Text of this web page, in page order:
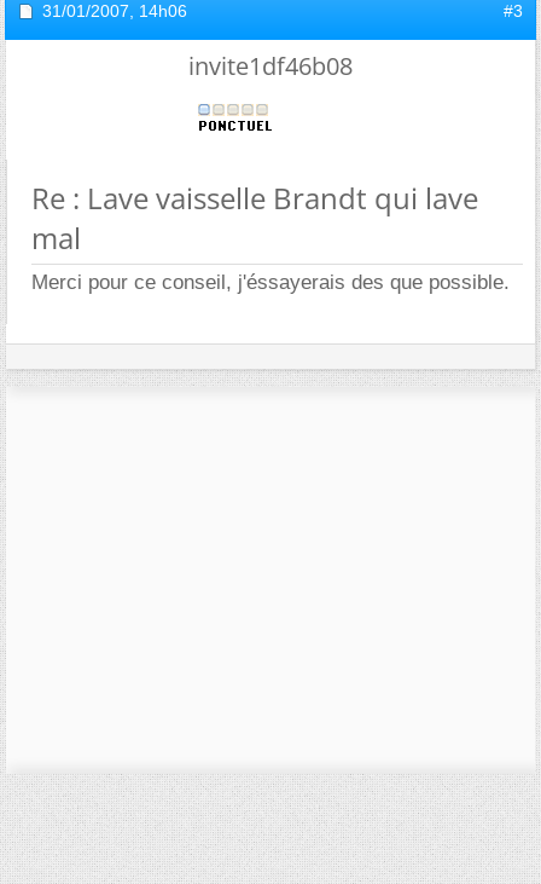
31/01/2007, 14h06 #3
invite1df46b08
Re : Lave vaisselle Brandt qui lave
mal
Merci pour ce conseil, j'éssayerais des que possible.